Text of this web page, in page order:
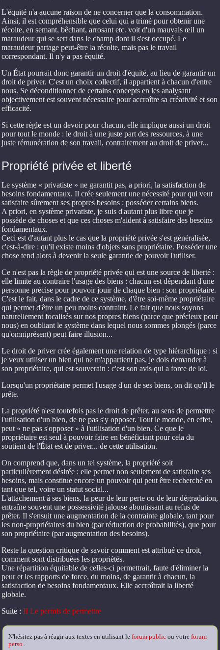
L'équité n'a aucune raison de ne concerner que la consommation.
Ainsi, il est compréhensible que celui qui a trimé pour obtenir une
récolte, en semant, bêchant, arrosant etc. voit d'un mauvais œil un
maraudeur qui se sert dans le champ dont il s'est occupé. Le
maraudeur partage peut-être la récolte, mais pas le travail
correspondant. Il n'y a pas équité.
Un État pourrait donc garantir un droit d'équité, au lieu de garantir un
droit de priver. C'est un choix collectif, il appartient à chacun d'entre
nous. Se déconditionner de certains concepts en les analysant
objectivement est souvent nécessaire pour accroître sa créativité et son
efficacité.
Si cette règle est un devoir pour chacun, elle implique aussi un droit
pour tout le monde : le droit à une juste part des ressources, à une
juste rémunération de son travail, contrairement au droit de priver...
Propriété privée et liberté
Le système « privatiste » ne garantit pas, a priori, la satisfaction de
besoins fondamentaux. Il crée seulement une nécessité pour qui veut
satisfaire sûrement ses propres besoins : posséder certains biens.
A priori, en système privatiste, je suis d'autant plus libre que je
possède de choses et que ces choses m'aident à satisfaire des besoins
fondamentaux.
Ceci est d'autant plus le cas que la propriété privée s'est généralisée,
c'est-à-dire : qu'il existe moins d'objets sans propriétaire. Posséder une
chose tend alors à devenir la seule garantie de pouvoir l'utiliser.
Ce n'est pas la règle de propriété privée qui est une source de liberté :
elle limite au contraire l'usage des biens : chacun est dépendant d'une
personne précise pour pouvoir jouir de chaque bien : son propriétaire.
C'est le fait, dans le cadre de ce système, d'être soi-même propriétaire
qui permet d'être un peu moins contraint. Le fait que nous soyons
naturellement focalisés sur nos propres biens (parce que précieux pour
nous) en oubliant le système dans lequel nous sommes plongés (parce
qu'omniprésent) peut faire illusion...
Le droit de priver crée également une relation de type hiérarchique : si
je veux utiliser un bien qui ne m'appartient pas, je dois demander à
son propriétaire, qui est souverain : c'est son avis qui a force de loi.
Lorsqu'un propriétaire permet l'usage d'un de ses biens, on dit qu'il le
prête.
La propriété n'est toutefois pas le droit de prêter, au sens de permettre
l'utilisation d'un bien, de ne pas s'y opposer. Tout le monde, en effet,
peut « ne pas s'opposer » à l'utilisation d'un bien. Ce que le
propriétaire est seul à pouvoir faire en bénéficiant pour cela du
soutient de l'État est de priver... de cette utilisation.
On comprend que, dans un tel système, la propriété soit
particulièrement désirée : elle permet non seulement de satisfaire ses
besoins, mais constitue encore un pouvoir qui peut être recherché en
tant que tel, voire un statut social...
L'attachement à ses biens, la peur de leur perte ou de leur dégradation,
entraîne souvent une possessivité jalouse aboutissant au refus de
prêter. Il s'ensuit une augmentation de la contrainte globale, tant pour
les non-propriétaires du bien (par réduction de probabilités), que pour
son propriétaire (par augmentation des besoins).
Reste la question critique de savoir comment est attribué ce droit,
comment sont distribuées les propriétés.
Une répartition équitable de celles-ci permettrait, faute d'éliminer la
peur et les rapports de force, du moins, de garantir à chacun, la
satisfaction de besoins fondamentaux. Elle accroîtrait la liberté
globale.
Suite : II Le permis de permettre
N'hésitez pas à réagir aux textes en utilisant le forum public ou votre forum
perso .